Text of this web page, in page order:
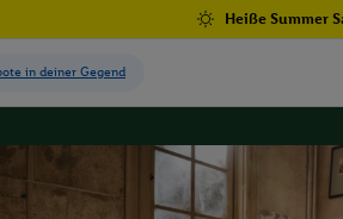
Heiße Summer